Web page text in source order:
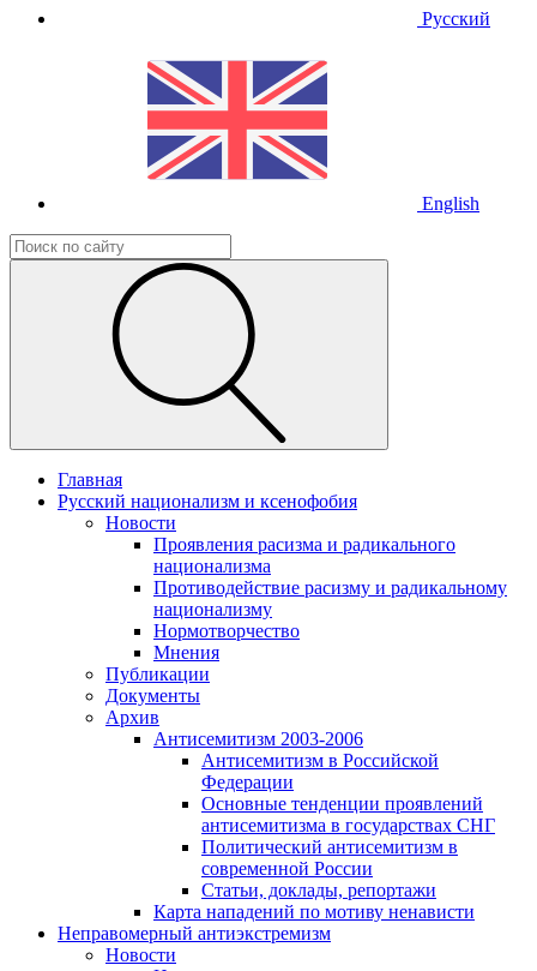
Русский
English
Главная
Русский национализм и ксенофобия
Новости
Проявления расизма и радикального
национализма
Противодействие расизму и радикальному
национализму
Нормотворчество
Мнения
Публикации
Документы
Архив
Антисемитизм 2003-2006
Антисемитизм в Российской
Федерации
Основные тенденции проявлений
антисемитизма в государствах СНГ
Политический антисемитизм в
современной России
Статьи, доклады, репортажи
Карта нападений по мотиву ненависти
Неправомерный антиэкстремизм
Новости